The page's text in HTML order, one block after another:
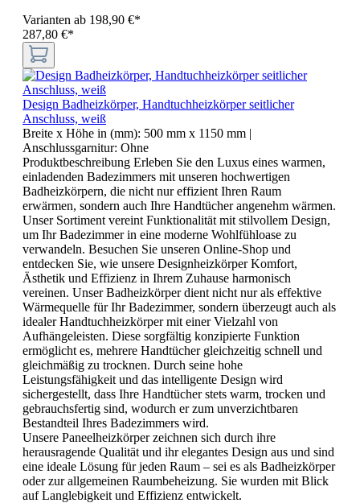
Varianten ab 198,90 €*
287,80 €*
Design Badheizkörper, Handtuchheizkörper seitlicher
Anschluss, weiß
Breite x Höhe in (mm): 500 mm x 1150 mm |
Anschlussgarnitur: Ohne
Produktbeschreibung Erleben Sie den Luxus eines warmen,
einladenden Badezimmers mit unseren hochwertigen
Badheizkörpern, die nicht nur effizient Ihren Raum
erwärmen, sondern auch Ihre Handtücher angenehm wärmen.
Unser Sortiment vereint Funktionalität mit stilvollem Design,
um Ihr Badezimmer in eine moderne Wohlfühloase zu
verwandeln. Besuchen Sie unseren Online-Shop und
entdecken Sie, wie unsere Designheizkörper Komfort,
Ästhetik und Effizienz in Ihrem Zuhause harmonisch
vereinen. Unser Badheizkörper dient nicht nur als effektive
Wärmequelle für Ihr Badezimmer, sondern überzeugt auch als
idealer Handtuchheizkörper mit einer Vielzahl von
Aufhängeleisten. Diese sorgfältig konzipierte Funktion
ermöglicht es, mehrere Handtücher gleichzeitig schnell und
gleichmäßig zu trocknen. Durch seine hohe
Leistungsfähigkeit und das intelligente Design wird
sichergestellt, dass Ihre Handtücher stets warm, trocken und
gebrauchsfertig sind, wodurch er zum unverzichtbaren
Bestandteil Ihres Badezimmers wird.
Unsere Paneelheizkörper zeichnen sich durch ihre
herausragende Qualität und ihr elegantes Design aus und sind
eine ideale Lösung für jeden Raum – sei es als Badheizkörper
oder zur allgemeinen Raumbeheizung. Sie wurden mit Blick
auf Langlebigkeit und Effizienz entwickelt.